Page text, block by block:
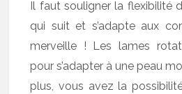
Il faut souligner la flexibilité
qui suit et s’adapte aux
merveille ! Les lames
pour s’adapter à une peau
plus, vous avez la